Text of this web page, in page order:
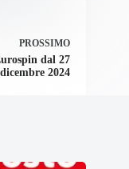
PROSSIMO
dal 27
dicembre 2024